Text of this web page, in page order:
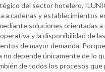
del sector hotelero,
a cadenas y establecimientos
soluciones orientadas a
y la disponibilidad de
de mayor demanda.
no depende únicamente de lo
de todos los procesos que